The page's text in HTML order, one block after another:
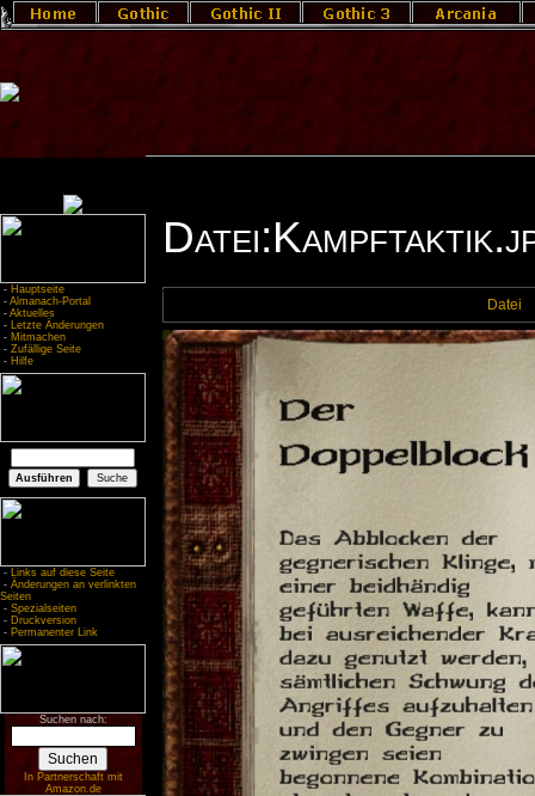
- Hauptseite
- Almanach-Portal
- Aktuelles
- Letzte Änderungen
- Mitmachen
- Zufällige Seite
- Hilfe
- Links auf diese Seite
- Änderungen an verlinkten
Seiten
- Spezialseiten
- Druckversion
- Permanenter Link
Suchen nach:
In Partnerschaft mit
Amazon.de
Datei